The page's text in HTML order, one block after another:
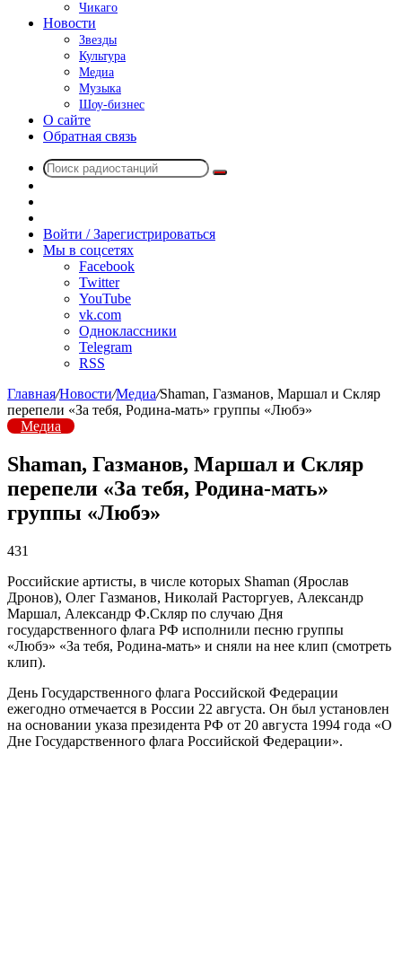
Чикаго
Новости
Звезды
Культура
Медиа
Музыка
Шоу-бизнес
О сайте
Обратная связь
Поиск
радио
Войти / Зарегистрироваться
Мы в соцсетях
Facebook
Twitter
YouTube
vk.com
Одноклассники
Telegram
RSS
Главная/Новости/Медиа/Shaman, Газманов, Маршал и Скляр
перепели «За тебя, Родина-мать» группы «Любэ»
Медиа
Shaman, Газманов, Маршал и Скляр
перепели «За тебя, Родина-мать»
группы «Любэ»
431
Российские артисты, в числе которых Shaman (Ярослав
Дронов), Олег Газманов, Николай Расторгуев, Александр
Маршал, Александр Ф.Скляр по случаю Дня
государственного флага РФ исполнили песню группы
«Любэ» «За тебя, Родина-мать» и сняли на нее клип (смотреть
клип).
День Государственного флага Российской Федерации
ежегодно отмечается в России 22 августа. Он был установлен
на основании указа президента РФ от 20 августа 1994 года «О
Дне Государственного флага Российской Федерации».